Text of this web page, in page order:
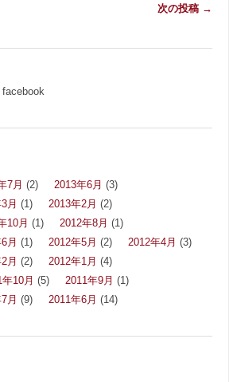
次の投稿 →
facebook
7月 (2) 2013年6月 (3)
月 (1) 2013年2月 (2)
10月 (1) 2012年8月 (1)
月 (1) 2012年5月 (2) 2012年4月 (3)
月 (2) 2012年1月 (4)
10月 (5) 2011年9月 (1)
月 (9) 2011年6月 (14)